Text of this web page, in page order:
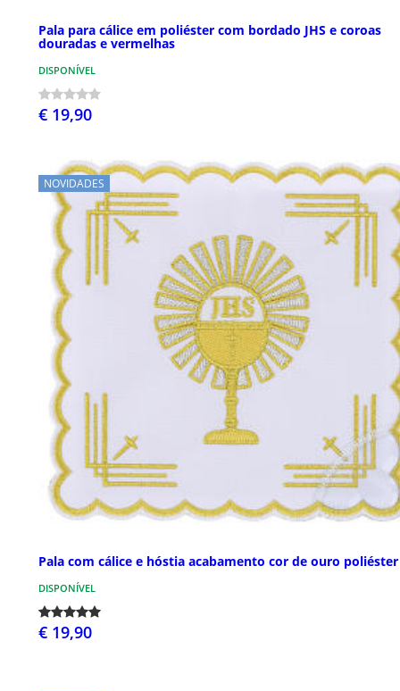
Pala para cálice em poliéster com bordado JHS e coroas
douradas e vermelhas
DISPONÍVEL
€ 19,90
NOVIDADES
Pala com cálice e hóstia acabamento cor de ouro poliéster
DISPONÍVEL
€ 19,90